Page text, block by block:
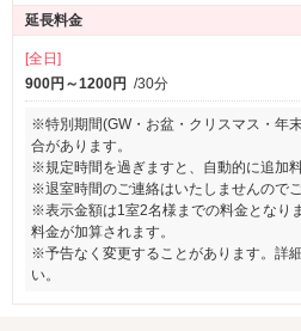
延長料金
[全日]
900円～1200円 /30分
※特別期間(GW・お盆・クリスマス・年
合があります。
※規定時間を過ぎますと、自動的に追加
※退室時間のご連絡はいたしませんのでご
※表示金額は1室2名様までの料金となり
料金が加算されます。
※予告なく変更することがあります。詳
い。